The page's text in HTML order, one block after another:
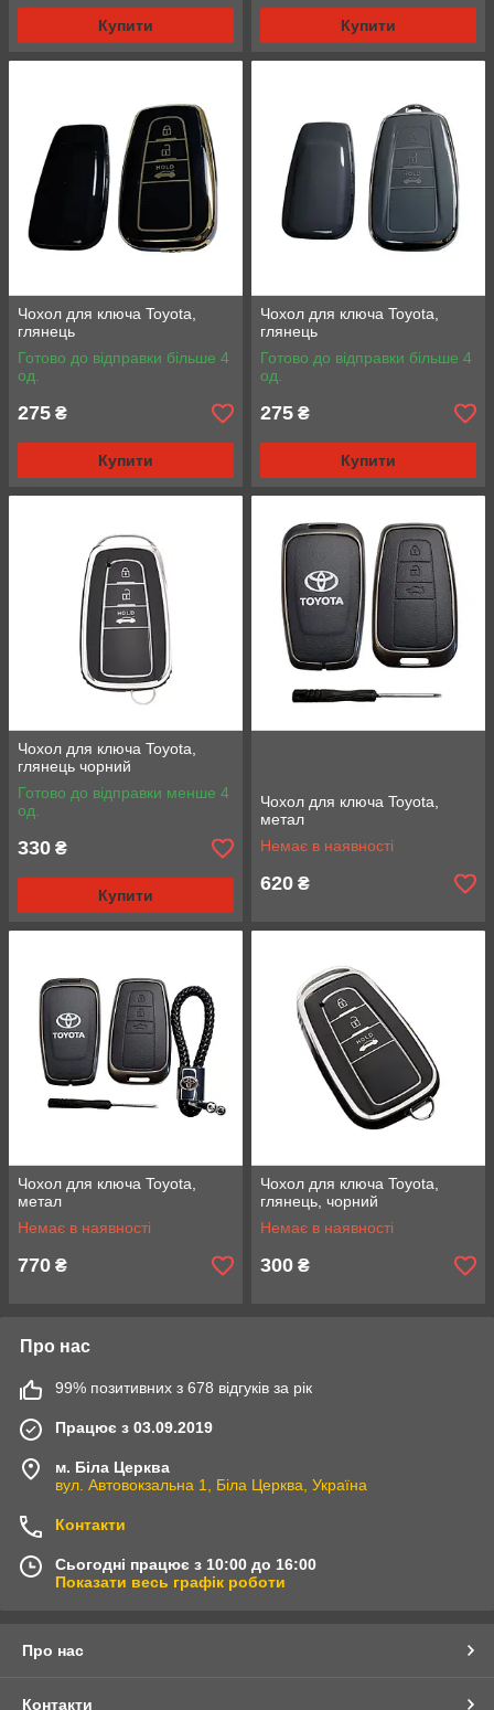
Купити Купити
Чохол для ключа Toyota,
глянець
Готово до відправки більше 4
од.
275 ₴
Купити
Чохол для ключа Toyota,
глянець
Готово до відправки більше 4
од.
275 ₴
Купити
Чохол для ключа Toyota,
глянець чорний
Готово до відправки менше 4
од.
330 ₴
Купити
Чохол для ключа Toyota,
метал
Немає в наявності
620 ₴
Чохол для ключа Toyota,
метал
Немає в наявності
770 ₴
Чохол для ключа Toyota,
глянець, чорний
Немає в наявності
300 ₴
Про нас
99% позитивних з 678 відгуків за рік
Працює з 03.09.2019
м. Біла Церква
вул. Автовокзальна 1, Біла Церква, Україна
Контакти
Сьогодні працює з 10:00 до 16:00
Показати весь графік роботи
Про нас
Контакти